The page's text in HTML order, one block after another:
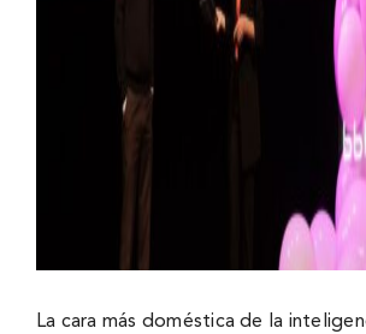
La cara más doméstica de la